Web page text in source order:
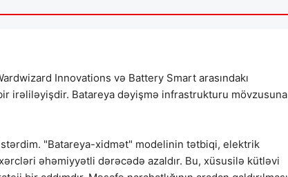
Innovations və Battery Smart arasındakı
irəliləyişdir. Batareya dəyişmə infrastrukturu mövzusuna
istərdim. "Batareya-xidmət" modelinin tətbiqi, elektrik
əhəmiyyətli dərəcədə azaldır. Bu, xüsusilə kütləvi